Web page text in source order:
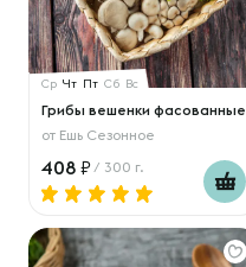
Ср Чт Пт Сб Вс
Грибы вешенки фасованные
от Ешь Сезонное
408 / 300 г.